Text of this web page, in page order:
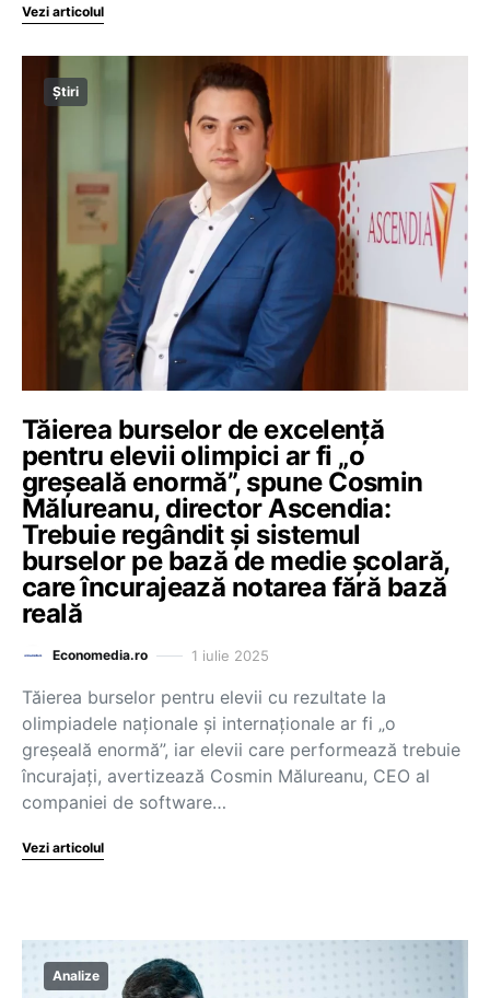
Vezi articolul
Știri
Tăierea burselor de excelență
pentru elevii olimpici ar fi „o
greșeală enormă”, spune Cosmin
Mălureanu, director Ascendia:
Trebuie regândit și sistemul
burselor pe bază de medie școlară,
care încurajează notarea fără bază
reală
Economedia.ro 1 iulie 2025
Tăierea burselor pentru elevii cu rezultate la
olimpiadele naționale și internaționale ar fi „o
greșeală enormă”, iar elevii care performează trebuie
încurajați, avertizează Cosmin Mălureanu, CEO al
companiei de software…
Vezi articolul
Analize